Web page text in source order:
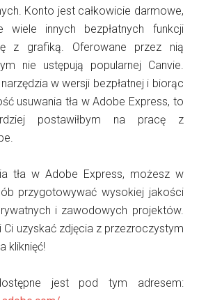
Konto jest całkowicie darmowe,
wiele innych bezpłatnych funkcji
z grafiką. Oferowane przez nią
nie ustępują popularnej Canvie.
w wersji bezpłatnej i biorąc
usuwania tła w Adobe Express, to
postawiłbym na pracę z
tła w Adobe Express, możesz w
przygotowywać wysokiej jakości
i zawodowych projektów.
uzyskać zdjęcia z przezroczystym
kliknięć!
jest pod tym adresem: